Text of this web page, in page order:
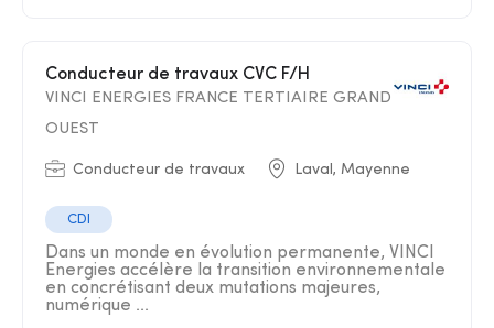
Conducteur de travaux CVC F/H
VINCI ENERGIES FRANCE TERTIAIRE GRAND
OUEST
Conducteur de travaux Laval, Mayenne
CDI
Dans un monde en évolution permanente, VINCI
Energies accélère la transition environnementale
en concrétisant deux mutations majeures,
numérique ...